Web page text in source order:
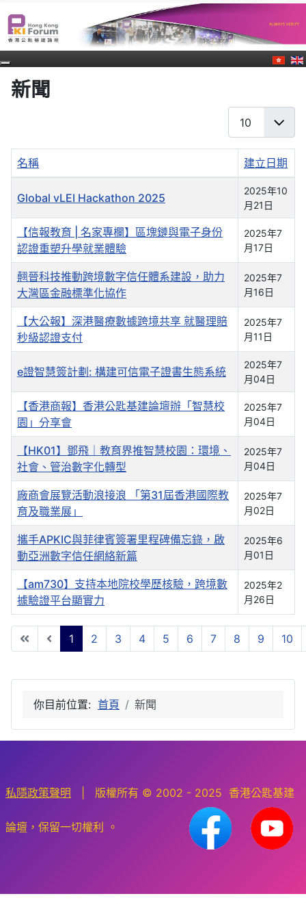
新聞
名稱 建立日期
Global vLEI Hackathon 2025
2025年10
月21日
【信報教育 | 名家專欄】區塊鏈與電子身份
認證重塑升學就業體驗
2025年7
月17日
翹晉科技推動跨境數字信任體系建設，助力
大灣區金融標準化協作
2025年7
月16日
【大公報】深港醫療數據跨境共享 就醫理賠
秒級認證支付
2025年7
月11日
e證智慧簽計劃: 構建可信電子證書生態系統
2025年7
月04日
【香港商報】香港公匙基建論壇辦「智慧校
園」分享會
2025年7
月04日
【HK01】鄧飛｜教育界推智慧校園：環境、
社會、管治數字化轉型
2025年7
月04日
廠商會展覽活動浪接浪 「第31屆香港國際教
育及職業展」
2025年7
月02日
攜手APKIC與菲律賓簽署里程碑備忘錄，啟
動亞洲數字信任網絡新篇
2025年6
月01日
【am730】支持本地院校學歷核驗，跨境數
據驗證平台顯實力
2025年2
月26日
第 1 頁，共 10 頁
1 2 3 4 5 6 7 8 9 10
你目前位置: 首頁 新聞
私隱政策聲明 | 版權所有 © 2002 - 2025 香港公匙基建
論壇，保留一切權利 。